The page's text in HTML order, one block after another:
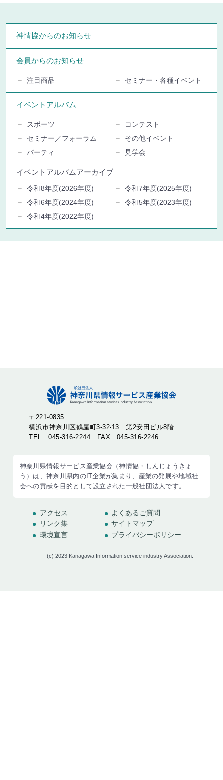
神情協からのお知らせ
会員からのお知らせ
注目商品 セミナー・各種イベント
イベントアルバム
スポーツ
コンテスト
セミナー／フォーラム
その他イベント
パーティ
見学会
イベントアルバムアーカイブ
令和8年度(2026年度)
令和7年度(2025年度)
令和6年度(2024年度)
令和5年度(2023年度)
令和4年度(2022年度)
〒221-0835
横浜市神奈川区鶴屋町3-32-13 第2安田ビル8階
TEL : 045-316-2244 FAX : 045-316-2246
神奈川県情報サービス産業協会（神情協・しんじょうきょ
う）は、神奈川県内のIT企業が集まり、産業の発展や地域社
会への貢献を目的として設立された一般社団法人です。
アクセス
よくあるご質問
リンク集
サイトマップ
環境宣言
プライバシーポリシー
(c) 2023 Kanagawa Information service industry Association.